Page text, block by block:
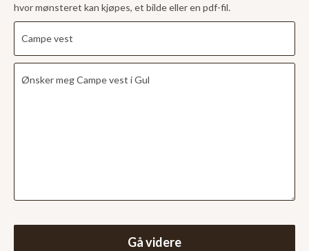
hvor mønsteret kan kjøpes, et bilde eller en pdf-fil.
Gå videre